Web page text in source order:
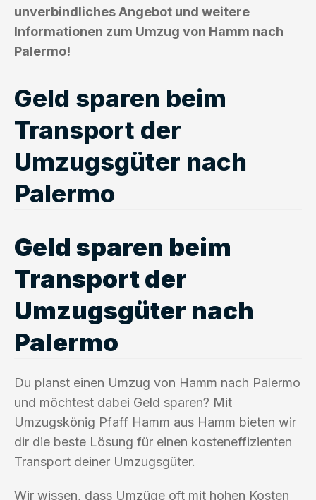
unverbindliches Angebot und weitere
Informationen zum Umzug von Hamm nach
Palermo!
Geld sparen beim
Transport der
Umzugsgüter nach
Palermo
Geld sparen beim
Transport der
Umzugsgüter nach
Palermo
Du planst einen Umzug von Hamm nach Palermo
und möchtest dabei Geld sparen? Mit
Umzugskönig Pfaff Hamm aus Hamm bieten wir
dir die beste Lösung für einen kosteneffizienten
Transport deiner Umzugsgüter.
Wir wissen, dass Umzüge oft mit hohen Kosten